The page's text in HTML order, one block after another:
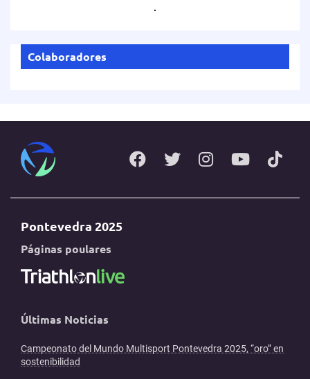
.
Colaboradores
Pontevedra 2025
Páginas poulares
Últimas Noticias
Campeonato del Mundo Multisport Pontevedra 2025, “oro” en
sostenibilidad